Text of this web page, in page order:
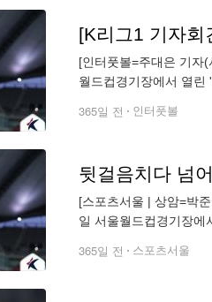
[K리그1 기자회
[인터풋볼=주대은 기자
월드컵경기장에서 열린
365일 전 인터풋볼
[스포츠서울 | 상암=박
일 서울월드컵경기장에
365일 전 스포츠서울